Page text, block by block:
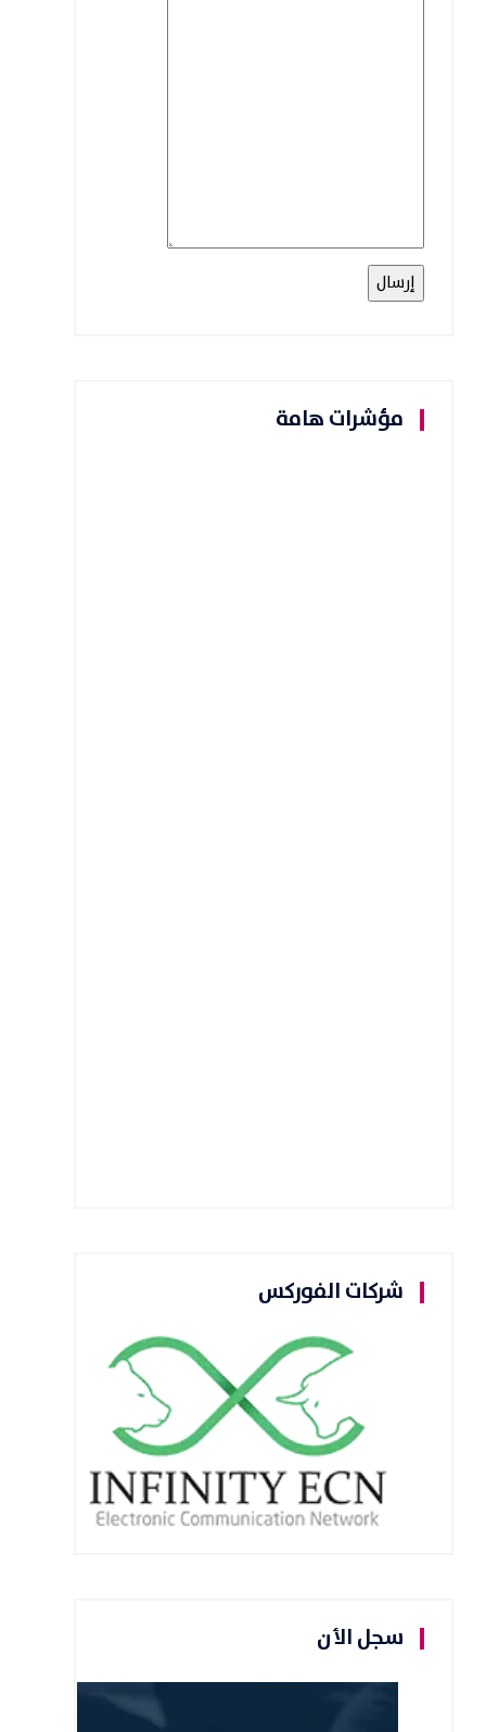
مؤشرات هامة
شركات الفوركس
سجل الأن